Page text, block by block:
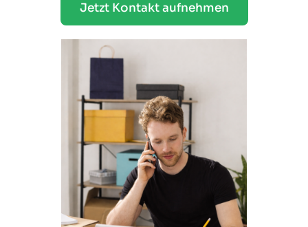
Jetzt Kontakt aufnehmen